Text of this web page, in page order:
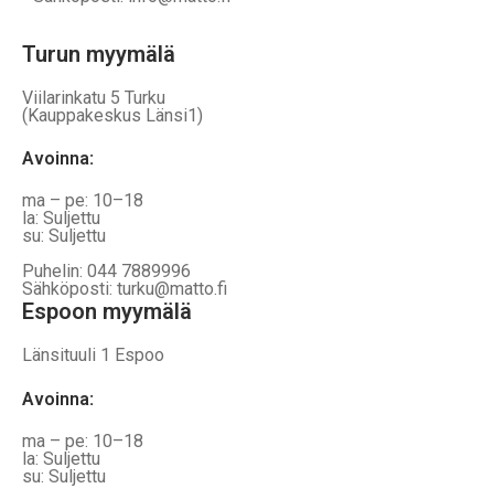
Turun myymälä
Viilarinkatu 5 Turku
(Kauppakeskus Länsi1)
Avoinna:
ma – pe: 10–18
la: Suljettu
su: Suljettu
Puhelin: 044 7889996
Sähköposti: turku@matto.fi
Espoon myymälä
Länsituuli 1 Espoo
Avoinna:
ma – pe: 10–18
la: Suljettu
su: Suljettu